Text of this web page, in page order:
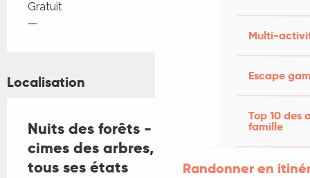
Multi-
Escape
Top 10 des
famille
Randonner en
Tarifs 2026
Gratuit
—
Localisation
Nuits des forêts - Du sous-sol aux
cimes des arbres, le vivant dans
tous ses états